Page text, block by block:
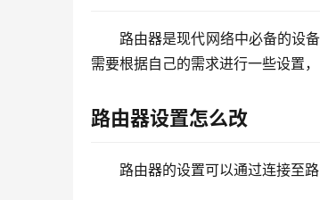
路由器是现代网络中必备的设
需要根据自己的需求进行一些设置
路由器设置怎么改
路由器的设置可以通过连接至